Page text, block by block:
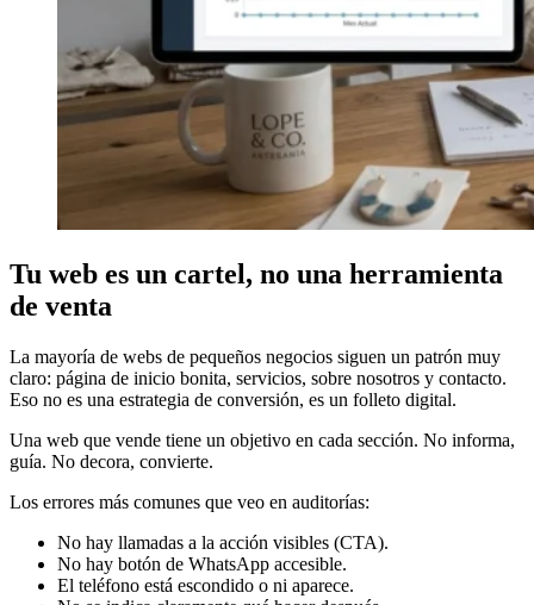
Tu web es un cartel, no una herramienta
de venta
La mayoría de webs de pequeños negocios siguen un patrón muy
claro: página de inicio bonita, servicios, sobre nosotros y contacto.
Eso no es una estrategia de conversión, es un folleto digital.
Una web que vende tiene un objetivo en cada sección. No informa,
guía. No decora, convierte.
Los errores más comunes que veo en auditorías:
No hay llamadas a la acción visibles (CTA).
No hay botón de WhatsApp accesible.
El teléfono está escondido o ni aparece.